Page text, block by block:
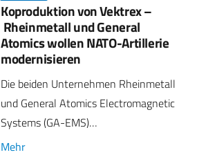
Koproduktion von Vektrex –
Rheinmetall und General
Atomics wollen NATO-Artillerie
modernisieren
Die beiden Unternehmen Rheinmetall
und General Atomics Electromagnetic
Systems (GA-EMS)…
Mehr